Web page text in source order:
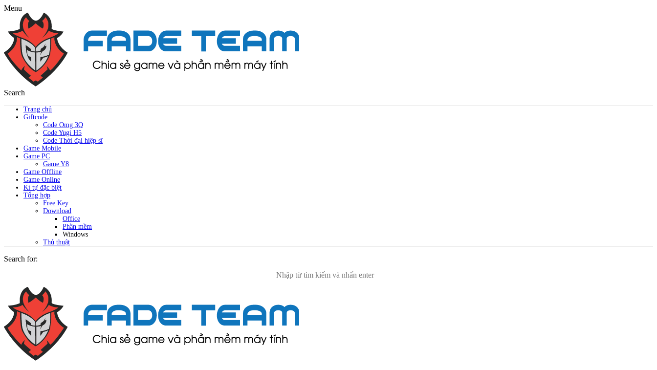
Menu
Search
Trang chủ
Giftcode
Code Omg 3Q
Code Yugi H5
Code Thời đại hiệp sĩ
Game Mobile
Game PC
Game Y8
Game Offline
Game Online
Kí tự đặc biệt
Tổng hợp
Free Key
Download
Office
Phần mềm
Windows
Thủ thuật
Search for: